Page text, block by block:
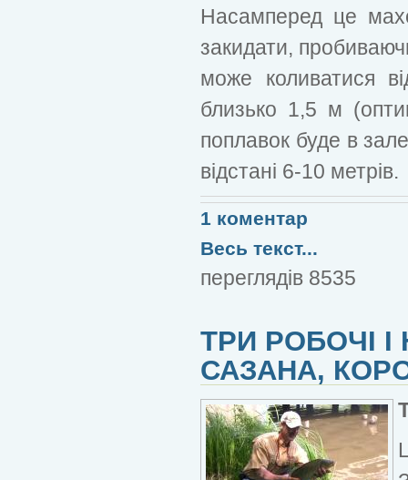
Насамперед це
закидати,
може коливатися
близько 1,5 м
поплавок буде в
відстані 6-10 метрів.
1 коментар
Весь текст...
переглядів 8535
ТРИ РОБОЧІ
САЗАНА,